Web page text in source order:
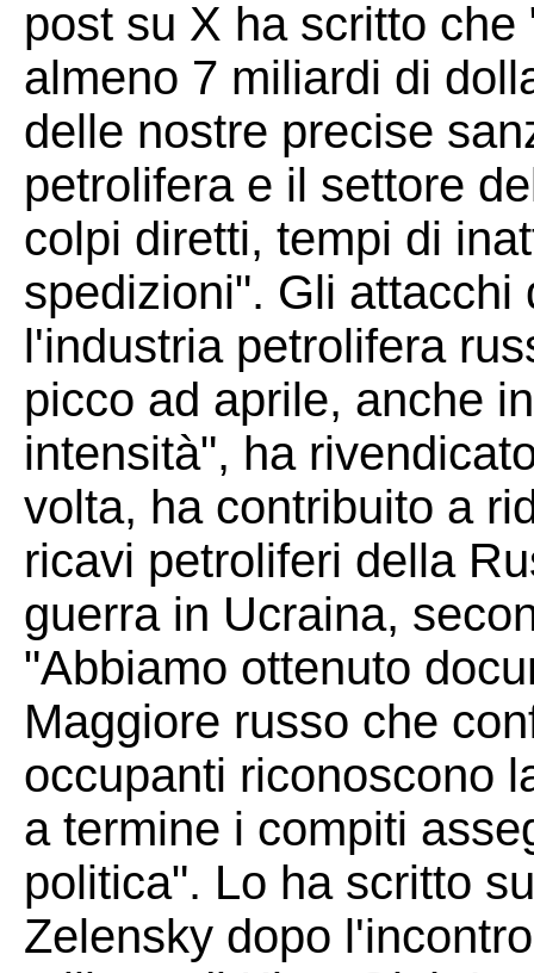
post su X ha scritto
almeno 7 miliardi di
delle nostre precise
petrolifera e il settore
colpi diretti, tempi di
spedizioni". Gli attacchi
l'industria petrolifera
picco ad aprile, anche
intensità", ha
volta, ha contribuito a
ricavi petroliferi della
guerra in Ucraina,
"Abbiamo ottenuto
Maggiore russo che
occupanti riconoscono
a termine i compiti
politica". Lo ha scritto
Zelensky dopo